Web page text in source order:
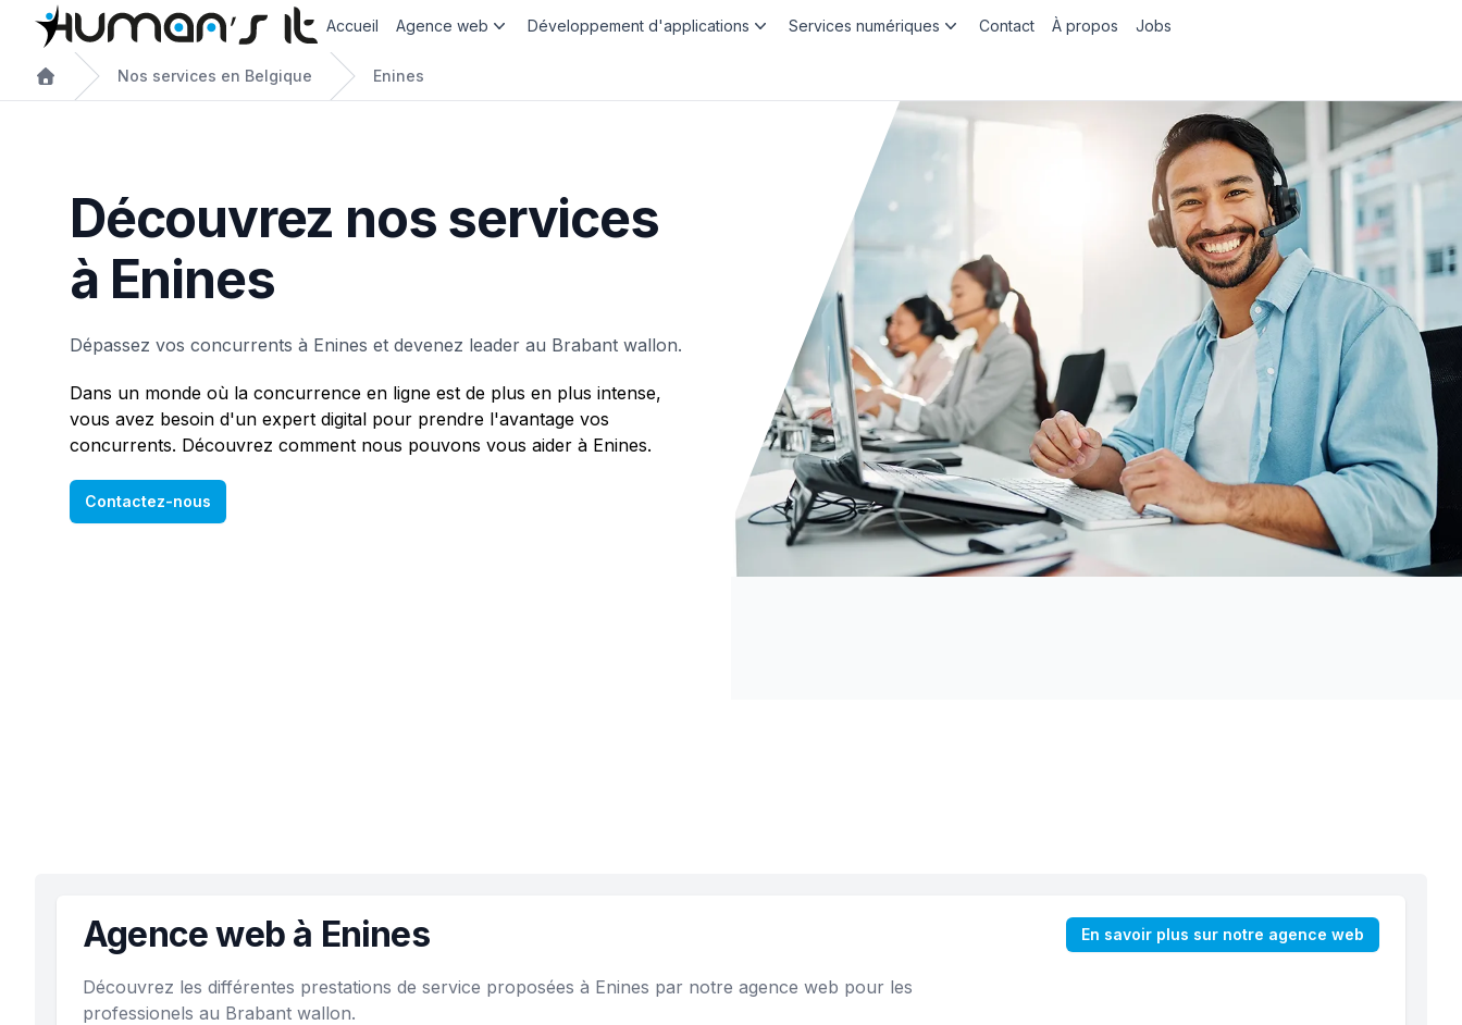
Accueil Agence web Développement d'applications Services numériques Contact À propos Jobs
Nos services en Belgique Enines
Découvrez nos services
à Enines
Dépassez vos concurrents à Enines et devenez leader au Brabant wallon.
Dans un monde où la concurrence en ligne est de plus en plus intense,
vous avez besoin d'un expert digital pour prendre l'avantage vos
concurrents. Découvrez comment nous pouvons vous aider à Enines.
Contactez-nous
Agence web à Enines En savoir plus sur notre agence web
Découvrez les différentes prestations de service proposées à Enines par notre agence web pour les
professionels au Brabant wallon.